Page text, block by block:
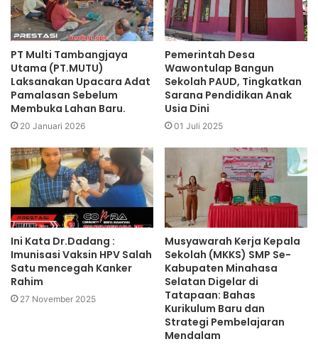
PT Multi Tambangjaya
Utama (PT.MUTU)
Laksanakan Upacara Adat
Pamalasan Sebelum
Membuka Lahan Baru.
20 Januari 2026
Pemerintah Desa
Wawontulap Bangun
Sekolah PAUD, Tingkatkan
Sarana Pendidikan Anak
Usia Dini
01 Juli 2025
Ini Kata Dr.Dadang :
Imunisasi Vaksin HPV Salah
Satu mencegah Kanker
Rahim
27 November 2025
Musyawarah Kerja Kepala
Sekolah (MKKS) SMP Se-
Kabupaten Minahasa
Selatan Digelar di
Tatapaan: Bahas
Kurikulum Baru dan
Strategi Pembelajaran
Mendalam